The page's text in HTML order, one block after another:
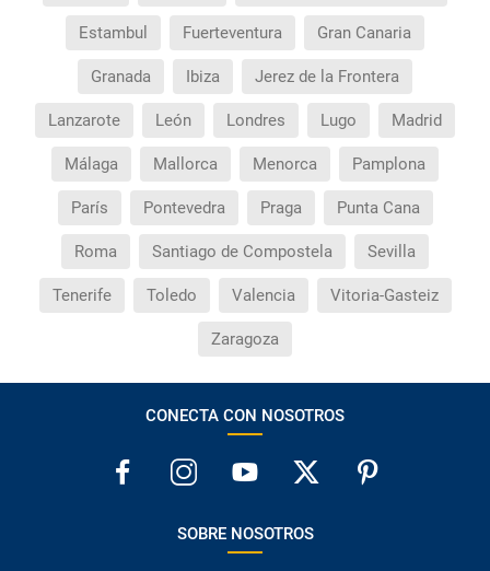
Estambul Fuerteventura Gran Canaria
Granada Ibiza Jerez de la Frontera
Lanzarote León Londres Lugo Madrid
Málaga Mallorca Menorca Pamplona
París Pontevedra Praga Punta Cana
Roma Santiago de Compostela Sevilla
Tenerife Toledo Valencia Vitoria-Gasteiz
Zaragoza
CONECTA CON NOSOTROS
SOBRE NOSOTROS